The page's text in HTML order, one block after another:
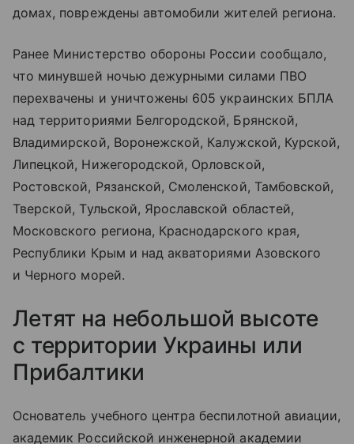
домах, повреждены автомобили жителей региона.
Ранее Министерство обороны России сообщало,
что минувшей ночью дежурными силами ПВО
перехвачены и уничтожены 605 украинских БПЛА
над территориями Белгородской, Брянской,
Владимирской, Воронежской, Калужской, Курской,
Липецкой, Нижегородской, Орловской,
Ростовской, Рязанской, Смоленской, Тамбовской,
Тверской, Тульской, Ярославской областей,
Московского региона, Краснодарского края,
Республики Крым и над акваториями Азовского
и Черного морей.
Летят на небольшой высоте
с территории Украины или
Прибалтики
Основатель учебного центра беспилотной авиации,
академик Российской инженерной академии